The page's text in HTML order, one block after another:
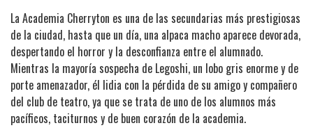
La Academia Cherryton es una de las secundarias más prestigiosas
de la ciudad, hasta que un día, una alpaca macho aparece devorada,
despertando el horror y la desconfianza entre el alumnado.
Mientras la mayoría sospecha de Legoshi, un lobo gris enorme y de
porte amenazador, él lidia con la pérdida de su amigo y compañero
del club de teatro, ya que se trata de uno de los alumnos más
pacíficos, taciturnos y de buen corazón de la academia.